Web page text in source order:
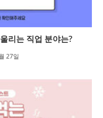
리는 직업 분야는?
27일